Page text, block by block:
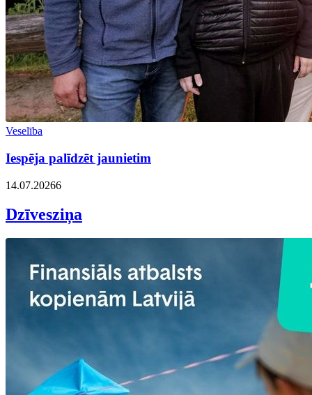
Veselība
Iespēja palīdzēt jaunietim
14.07.20266
Dzīvesziņa